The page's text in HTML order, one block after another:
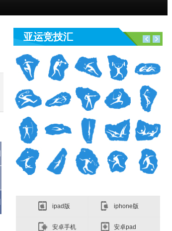
亚运竞技汇
ipad版 iphone版
安卓手机 安卓pad